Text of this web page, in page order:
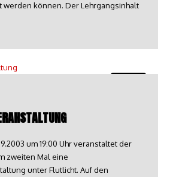
werden können. Der Lehrgangsinhalt
um 19:00 Uhr veranstaltet der
zweiten Mal eine
unter Flutlicht. Auf den